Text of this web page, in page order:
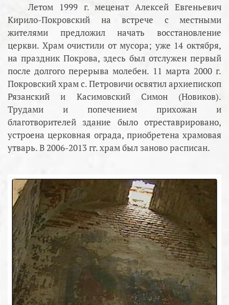
Летом 1999 г. меценат Алексей Евгеньевич
Кирило-Покровский на встрече с местными
жителями предложил начать восстановление
церкви. Храм очистили от мусора; уже 14 октября,
на праздник Покрова, здесь был отслужен первый
после долгого перерыва молебен. 11 марта 2000 г.
Покровский храм с. Петровичи освятил архиепископ
Рязанский и Касимовский Симон (Новиков).
Трудами и попечением прихожан и
благотворителей здание было отреставрировано,
устроена церковная ограда, приобретена храмовая
утварь. В 2006-2013 гг. храм был заново расписан.